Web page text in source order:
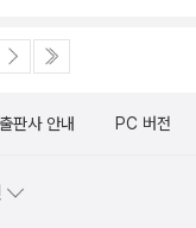
출판사 안내 PC 버전